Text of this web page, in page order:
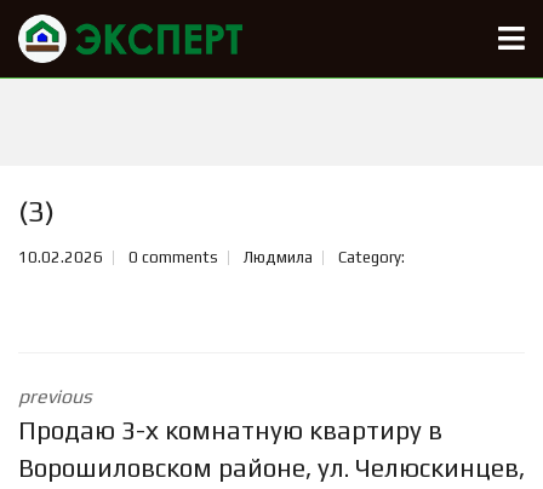
(3)
10.02.2026 0 comments Людмила Category:
previous
Продаю 3-х комнатную квартиру в
Ворошиловском районе, ул. Челюскинцев,